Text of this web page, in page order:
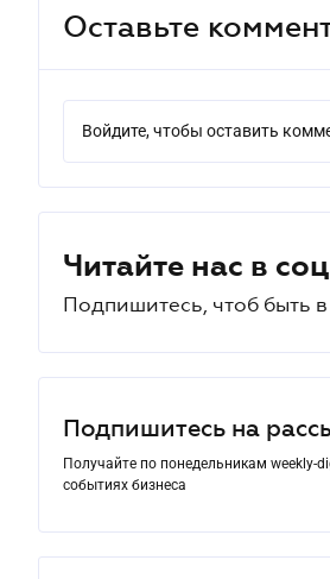
Оставьте
Войдите, чтобы оставить
Читайте нас в
Подпишитесь, чтоб быть
Подпишитесь на
Получайте по понедельникам weekly-
событиях бизнеса